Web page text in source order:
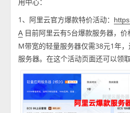
1、阿里云官方爆款特价活动：
A目前阿里云有5台爆款服务器，
M带宽的轻量服务器仅需38元1年
服务器。在这个活动页面还可以领